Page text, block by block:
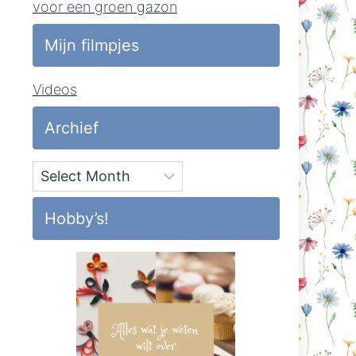
voor een groen gazon
Mijn filmpjes
Videos
Archief
Archief
Hobby’s!